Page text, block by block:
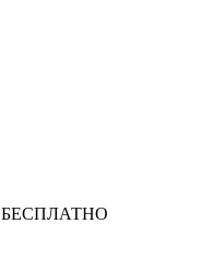
БЕСПЛАТНО